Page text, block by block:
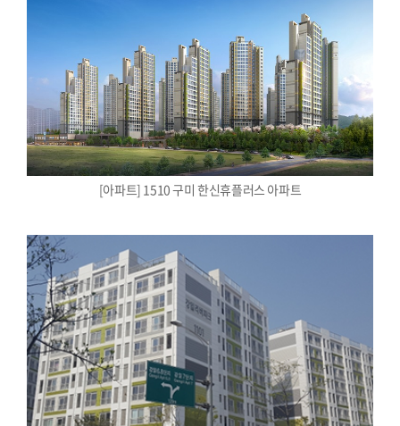
[아파트] 1510 구미 한신휴플러스 아파트